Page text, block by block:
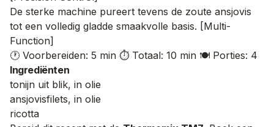
De sterke machine pureert tevens de zoute ansjovis
tot een volledig gladde smaakvolle basis. [Multi-
Function]
🕐 Voorbereiden: 5 min ⏱️ Totaal: 10 min 🍽️ Porties: 4
Ingrediënten
tonijn uit blik, in olie
ansjovisfilets, in olie
ricotta